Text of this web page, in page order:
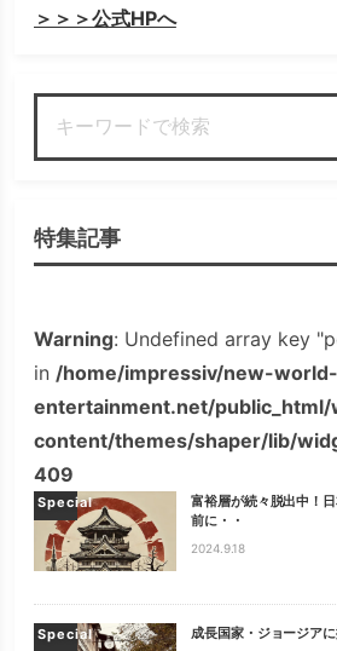
＞＞＞公式HPへ
特集記事
Warning: Undefined array key
in /home/impressiv/new-world-
entertainment.net/
content/themes/shaper/lib/
409
Special
富裕層が続々脱出中！
前に・・
2024.9.18
Special 成長国家・ジョージア